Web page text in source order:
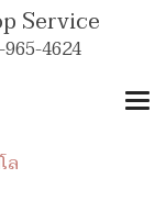
Service
4624
ล